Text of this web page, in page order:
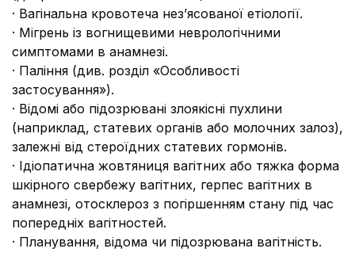
· Вагінальна кровотеча нез’ясованої етіології.
· Мігрень із вогнищевими неврологічними
симптомами в анамнезі.
· Паління (див. розділ «Особливості
застосування»).
· Відомі або підозрювані злоякісні пухлини
(наприклад, статевих органів або молочних залоз),
залежні від стероїдних статевих гормонів.
· Ідіопатична жовтяниця вагітних або тяжка форма
шкірного свербежу вагітних, герпес вагітних в
анамнезі, отосклероз з погіршенням стану під час
попередніх вагітностей.
· Планування, відома чи підозрювана вагітність.